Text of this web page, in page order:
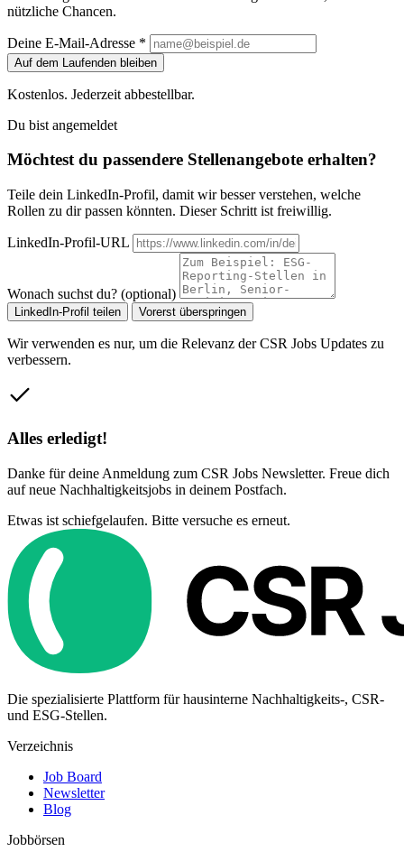
nützliche Chancen.
Deine E-Mail-Adresse *
Auf dem Laufenden bleiben
Kostenlos. Jederzeit abbestellbar.
Du bist angemeldet
Möchtest du passendere Stellenangebote erhalten?
Teile dein LinkedIn-Profil, damit wir besser verstehen, welche
Rollen zu dir passen könnten. Dieser Schritt ist freiwillig.
LinkedIn-Profil-URL
Wonach suchst du? (optional)
LinkedIn-Profil teilen Vorerst überspringen
Wir verwenden es nur, um die Relevanz der CSR Jobs Updates zu
verbessern.
Alles erledigt!
Danke für deine Anmeldung zum CSR Jobs Newsletter. Freue dich
auf neue Nachhaltigkeitsjobs in deinem Postfach.
Etwas ist schiefgelaufen. Bitte versuche es erneut.
Die spezialisierte Plattform für hausinterne Nachhaltigkeits-, CSR-
und ESG-Stellen.
Verzeichnis
Job Board
Newsletter
Blog
Jobbörsen